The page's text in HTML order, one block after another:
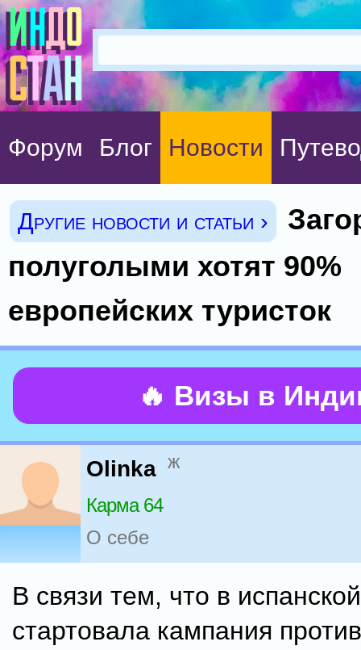
Форум Блог Новости
Другие новости и статьи ›
полуголыми хотят 90%
европейских туристок
🔥 Визы в
Olinka ж
Карма 64
О себе
В связи тем, что в
стартовала кампания